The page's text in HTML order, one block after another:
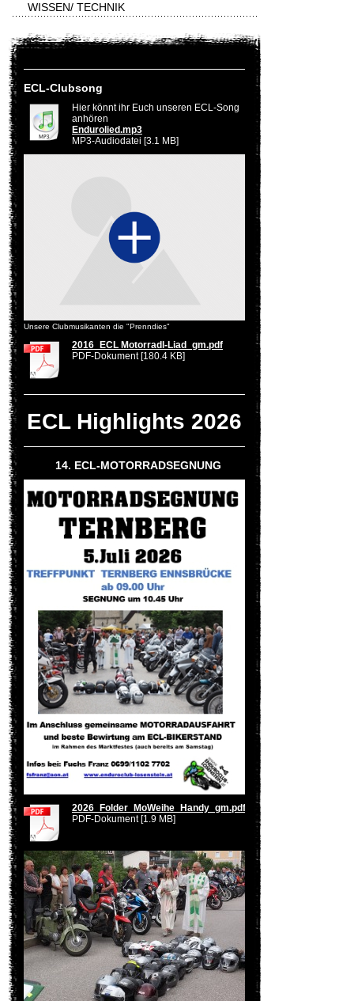
WISSEN/ TECHNIK
ECL-Clubsong
Hier könnt ihr Euch unseren ECL-Song
anhören
Endurolied.mp3
MP3-Audiodatei [3.1 MB]
Unsere Clubmusikanten die "Prenndies"
2016_ECL Motorradl-Liad_gm.pdf
PDF-Dokument [180.4 KB]
ECL Highlights 2026
14. ECL-MOTORRADSEGNUNG
2026_Folder_MoWeihe_Handy_gm.pdf
PDF-Dokument [1.9 MB]